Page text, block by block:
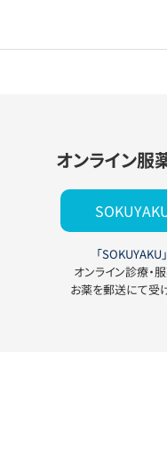
オンライン服
「SOKUYAKU」
オンライン診療・
お薬を郵送にて受